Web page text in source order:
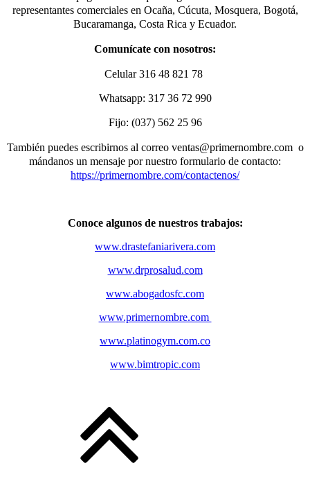
representantes comerciales en Ocaña, Cúcuta, Mosquera, Bogotá,
Bucaramanga, Costa Rica y Ecuador.
Comunícate con nosotros:
Celular 316 48 821 78
Whatsapp: 317 36 72 990
Fijo: (037) 562 25 96
También puedes escribirnos al correo ventas@primernombre.com o
mándanos un mensaje por nuestro formulario de contacto:
https://primernombre.com/contactenos/
Conoce algunos de nuestros trabajos:
www.drastefaniarivera.com
www.drprosalud.com
www.abogadosfc.com
www.primernombre.com
www.platinogym.com.co
www.bimtropic.com